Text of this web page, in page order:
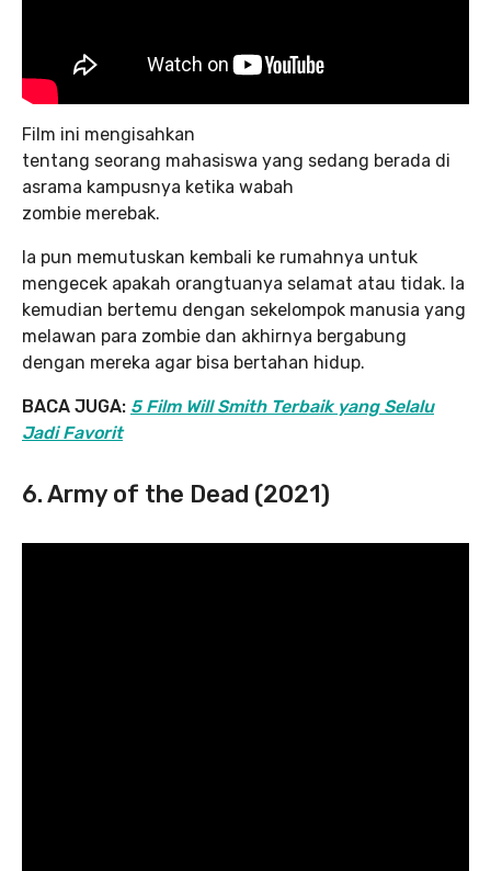
Film ini mengisahkan
tentang seorang mahasiswa yang sedang berada di
asrama kampusnya ketika wabah
zombie merebak.
Ia pun memutuskan kembali ke rumahnya untuk
mengecek apakah orangtuanya selamat atau tidak. Ia
kemudian bertemu dengan sekelompok manusia yang
melawan para zombie dan akhirnya bergabung
dengan mereka agar bisa bertahan hidup.
BACA JUGA: 5 Film Will Smith Terbaik yang Selalu
Jadi Favorit
6. Army of the Dead (2021)